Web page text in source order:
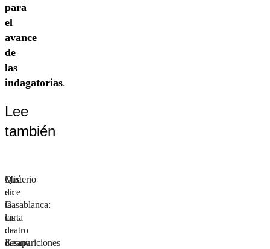
para
el
avance
de
las
indagatorias.
Lee
también
Misterio
en
Casablanca:
las
cuatro
desapariciones
Qué
dice
la
carta
de
Keanu